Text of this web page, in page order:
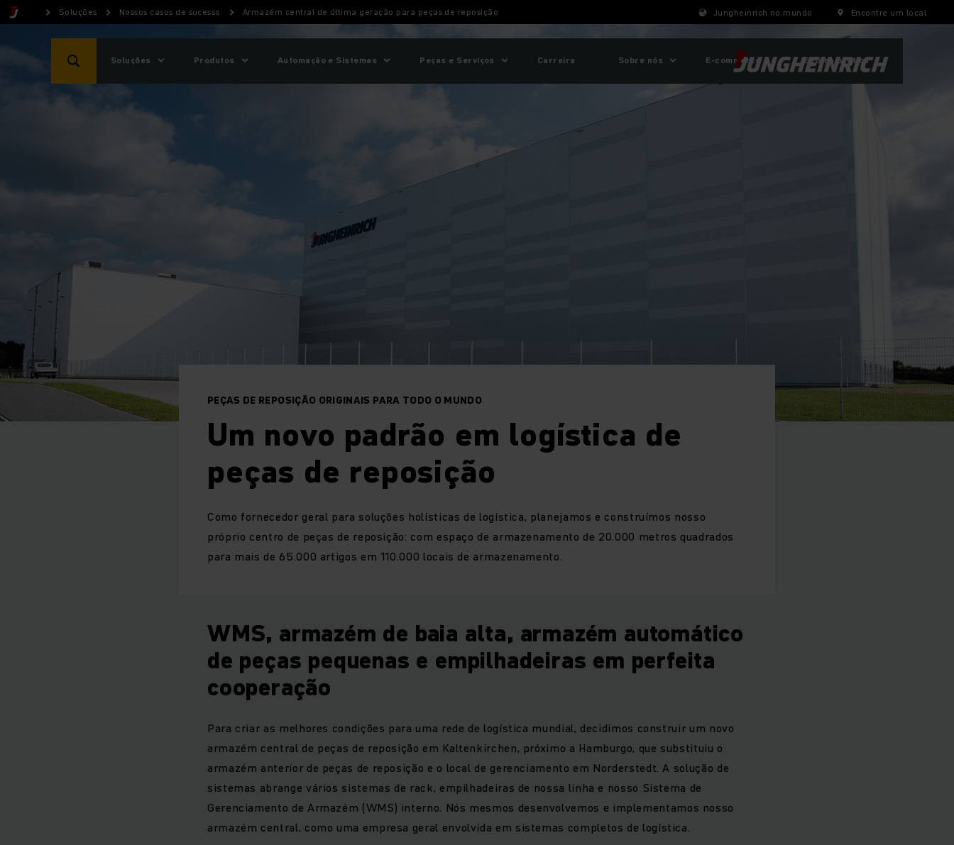
Soluções Nossos casos de sucesso Armazém central de última geração para peças de reposição Jungheinrich no mundo Encontre um local
Soluções Produtos Automação e Sistemas Peças e Serviços Carreira Sobre nós E-commerce ESG na prática
PEÇAS DE REPOSIÇÃO ORIGINAIS PARA TODO O MUNDO
Um novo padrão em logística de
peças de reposição
Como fornecedor geral para soluções holísticas de logística, planejamos e construímos nosso
próprio centro de peças de reposição: com espaço de armazenamento de 20.000 metros quadrados
para mais de 65.000 artigos em 110.000 locais de armazenamento.
WMS, armazém de baia alta, armazém automático
de peças pequenas e empilhadeiras em perfeita
cooperação
Para criar as melhores condições para uma rede de logística mundial, decidimos construir um novo
armazém central de peças de reposição em Kaltenkirchen, próximo a Hamburgo, que substituiu o
armazém anterior de peças de reposição e o local de gerenciamento em Norderstedt. A solução de
sistemas abrange vários sistemas de rack, empilhadeiras de nossa linha e nosso Sistema de
Gerenciamento de Armazém (WMS) interno. Nós mesmos desenvolvemos e implementamos nosso
armazém central, como uma empresa geral envolvida em sistemas completos de logística.